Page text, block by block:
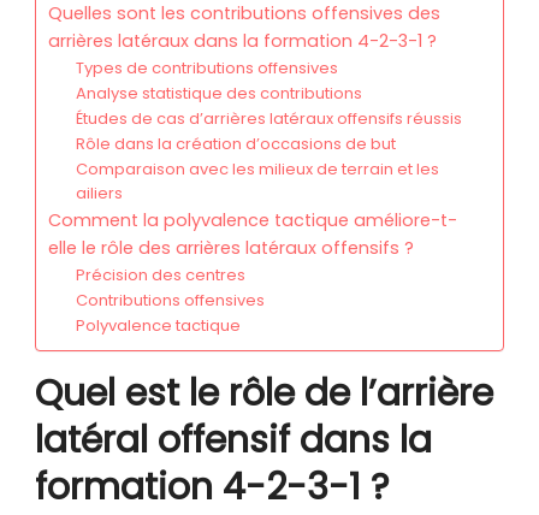
Quelles sont les contributions offensives des
arrières latéraux dans la formation 4-2-3-1 ?
Types de contributions offensives
Analyse statistique des contributions
Études de cas d’arrières latéraux offensifs réussis
Rôle dans la création d’occasions de but
Comparaison avec les milieux de terrain et les
ailiers
Comment la polyvalence tactique améliore-t-
elle le rôle des arrières latéraux offensifs ?
Précision des centres
Contributions offensives
Polyvalence tactique
Quel est le rôle de l’arrière
latéral offensif dans la
formation 4-2-3-1 ?